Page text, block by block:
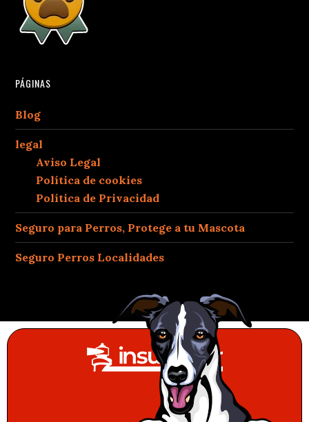
PÁGINAS
Blog
legal
Aviso Legal
Política de cookies
Política de Privacidad
Seguro para Perros, Protege a tu Mascota
Seguro Perros Localidades